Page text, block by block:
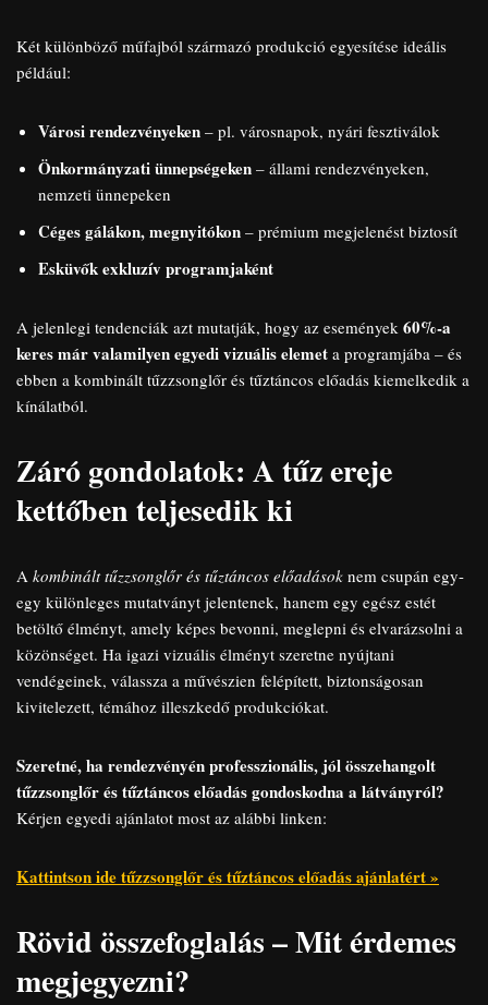
Két különböző műfajból származó produkció egyesítése ideális
például:
Városi rendezvényeken – pl. városnapok, nyári fesztiválok
Önkormányzati ünnepségeken – állami rendezvényeken,
nemzeti ünnepeken
Céges gálákon, megnyitókon – prémium megjelenést biztosít
Esküvők exkluzív programjaként
A jelenlegi tendenciák azt mutatják, hogy az események 60%-a
keres már valamilyen egyedi vizuális elemet a programjába – és
ebben a kombinált tűzzsonglőr és tűztáncos előadás kiemelkedik a
kínálatból.
Záró gondolatok: A tűz ereje
kettőben teljesedik ki
A kombinált tűzzsonglőr és tűztáncos előadások nem csupán egy-
egy különleges mutatványt jelentenek, hanem egy egész estét
betöltő élményt, amely képes bevonni, meglepni és elvarázsolni a
közönséget. Ha igazi vizuális élményt szeretne nyújtani
vendégeinek, válassza a művészien felépített, biztonságosan
kivitelezett, témához illeszkedő produkciókat.
Szeretné, ha rendezvényén professzionális, jól összehangolt
tűzzsonglőr és tűztáncos előadás gondoskodna a látványról?
Kérjen egyedi ajánlatot most az alábbi linken:
Kattintson ide tűzzsonglőr és tűztáncos előadás ajánlatért »
Rövid összefoglalás – Mit érdemes
megjegyezni?